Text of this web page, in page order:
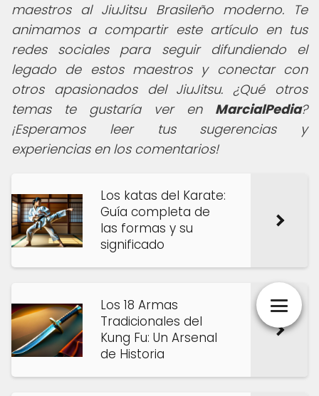
maestros al JiuJitsu Brasileño moderno. Te
animamos a compartir este artículo en tus
redes sociales para seguir difundiendo el
legado de estos maestros y conectar con
otros apasionados del JiuJitsu. ¿Qué otros
temas te gustaría ver en MarcialPedia?
¡Esperamos leer tus sugerencias y
experiencias en los comentarios!
Los katas del Karate:
Guía completa de
las formas y su
significado
Los 18 Armas
Tradicionales del
Kung Fu: Un Arsenal
de Historia